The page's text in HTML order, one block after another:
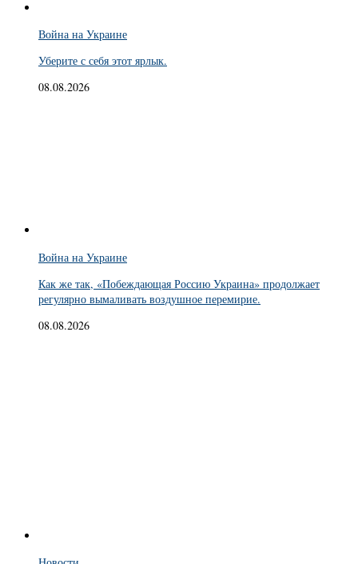
Война на Украине
Уберите с себя этот ярлык.
08.08.2026
Война на Украине
Как же так, «Побеждающая Россию Украина» продолжает
регулярно вымаливать воздушное перемирие.
08.08.2026